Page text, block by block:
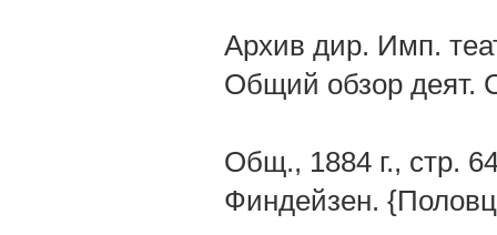
Архив дир. Имп.
Общий обзор деят.
Общ., 1884 г., стр.
Финдейзен.